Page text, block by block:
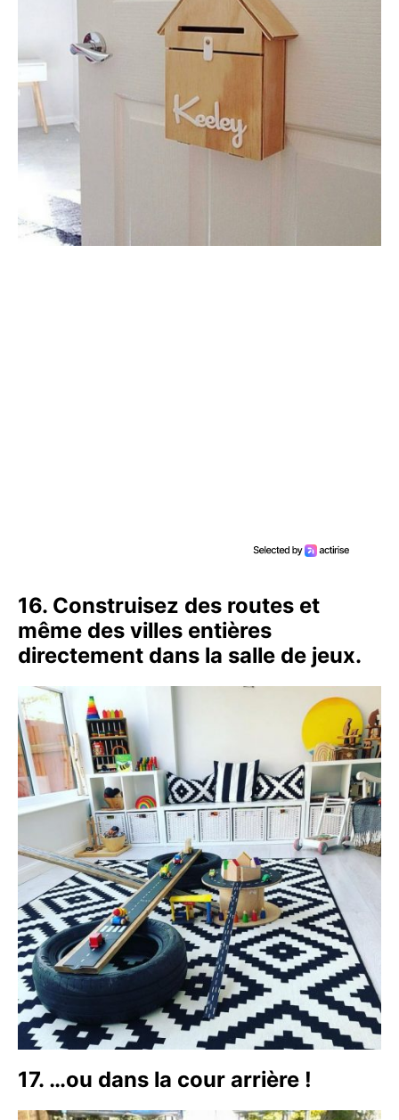
16. Construisez des routes et
même des villes entières
directement dans la salle de jeux.
17. …ou dans la cour arrière !